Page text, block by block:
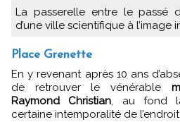
La passerelle entre le passé
d’une ville scientifique à
Place Grenette
En y revenant après 10 ans d’absence, on a eu la surprise
de retrouver le vénérable
Raymond Christian, au fond
certaine intemporalité de l’endroit.